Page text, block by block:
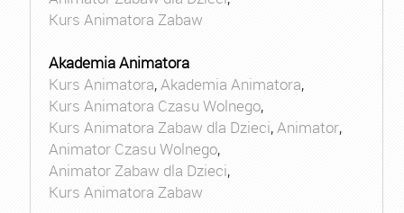
Kurs Animatora Zabaw
Akademia Animatora
Kurs Animatora,Akademia Animatora,
Kurs Animatora Czasu Wolnego,
Kurs Animatora Zabaw dla Dzieci,Animator,
Animator Czasu Wolnego,
Animator Zabaw dla Dzieci,
Kurs Animatora Zabaw